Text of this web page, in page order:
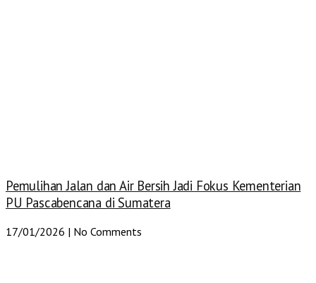
Pemulihan Jalan dan Air Bersih Jadi Fokus Kementerian
PU Pascabencana di Sumatera
17/01/2026 No Comments